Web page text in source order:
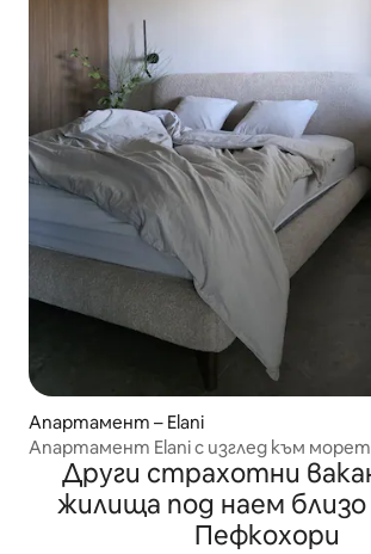
Апартамент – Elani
Апартамент Elani с изглед към
Други страхотни
жилища под наем
Пефкохори